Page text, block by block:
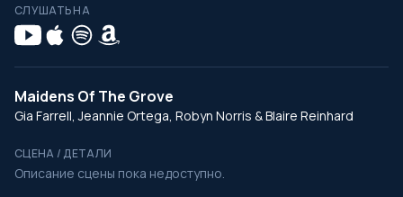
СЛУШАТЬ НА
Maidens Of The Grove
Gia Farrell, Jeannie Ortega, Robyn Norris & Blaire Reinhard
СЦЕНА / ДЕТАЛИ
Описание сцены пока недоступно.